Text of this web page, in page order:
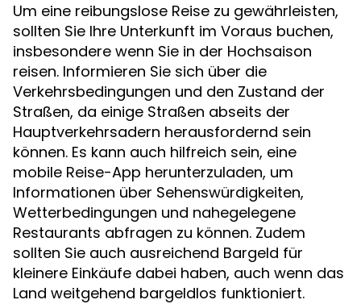
Um eine reibungslose Reise zu gewährleisten,
sollten Sie Ihre Unterkunft im Voraus buchen,
insbesondere wenn Sie in der Hochsaison
reisen. Informieren Sie sich über die
Verkehrsbedingungen und den Zustand der
Straßen, da einige Straßen abseits der
Hauptverkehrsadern herausfordernd sein
können. Es kann auch hilfreich sein, eine
mobile Reise-App herunterzuladen, um
Informationen über Sehenswürdigkeiten,
Wetterbedingungen und nahegelegene
Restaurants abfragen zu können. Zudem
sollten Sie auch ausreichend Bargeld für
kleinere Einkäufe dabei haben, auch wenn das
Land weitgehend bargeldlos funktioniert.